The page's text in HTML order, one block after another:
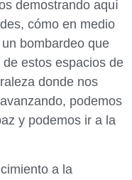
demostrando aquí
cómo en medio
bombardeo que
estos espacios de
donde nos
podemos
y podemos ir a la
a la